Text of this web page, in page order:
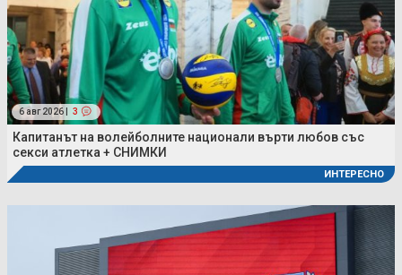
6 авг 2026 | 3
Капитанът на волейболните национали върти любов със
секси атлетка + СНИМКИ
ИНТЕРЕСНО